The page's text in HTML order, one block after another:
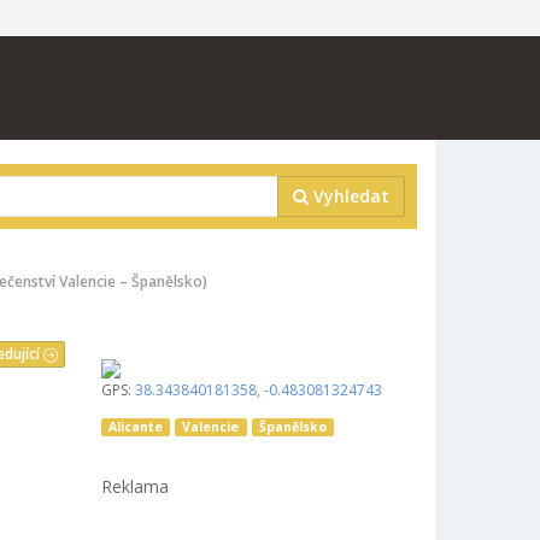
Vyhledat
Valencie – Španělsko)
GPS: 38.343840181358, -0.483081324743
Alicante Valencie Španělsko
Reklama